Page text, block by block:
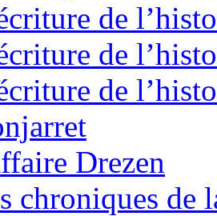
de
de
de
Drezen
chroniques de